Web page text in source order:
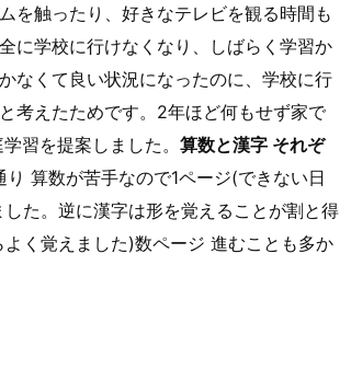
を触ったり、好きなテレビを観る時間も
に学校に行けなくなり、しばらく学習か
なくて良い状況になったのに、学校に行
考えたためです。2年ほど何もせず家で
習を提案しました。 算数と漢字 それぞ
り 算数が苦手なので1ページ(できない日
た。逆に漢字は形を覚えることが割と得
く覚えました)数ページ 進むことも多か